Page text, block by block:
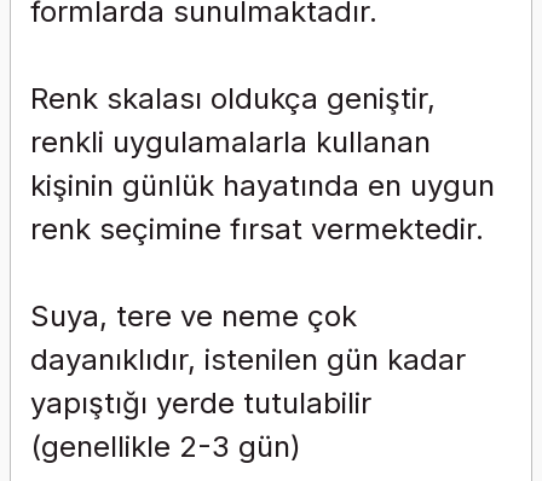
formlarda sunulmaktadır.
Renk skalası oldukça geniştir,
renkli uygulamalarla kullanan
kişinin günlük hayatında en uygun
renk seçimine fırsat vermektedir.
Suya, tere ve neme çok
dayanıklıdır, istenilen gün kadar
yapıştığı yerde tutulabilir
(genellikle 2-3 gün)